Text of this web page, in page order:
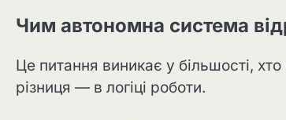
Чим автономна система
Це питання виникає у більшості,
різниця — в логіці роботи.